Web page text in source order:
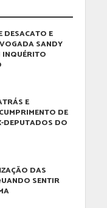
DESACATO E
SANDY
INQUÉRITO
E
DE
DEPUTADOS DO
DAS
SENTIR